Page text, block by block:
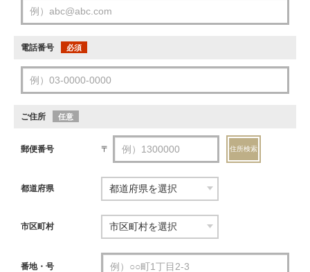
電話番号 必須
ご住所 任意
郵便番号 〒 住所検索
都道府県
市区町村
番地・号